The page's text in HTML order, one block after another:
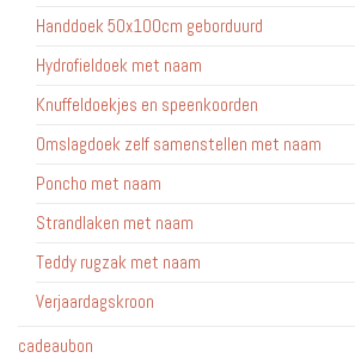
Handdoek 50x100cm geborduurd
Hydrofieldoek met naam
Knuffeldoekjes en speenkoorden
Omslagdoek zelf samenstellen met naam
Poncho met naam
Strandlaken met naam
Teddy rugzak met naam
Verjaardagskroon
cadeaubon